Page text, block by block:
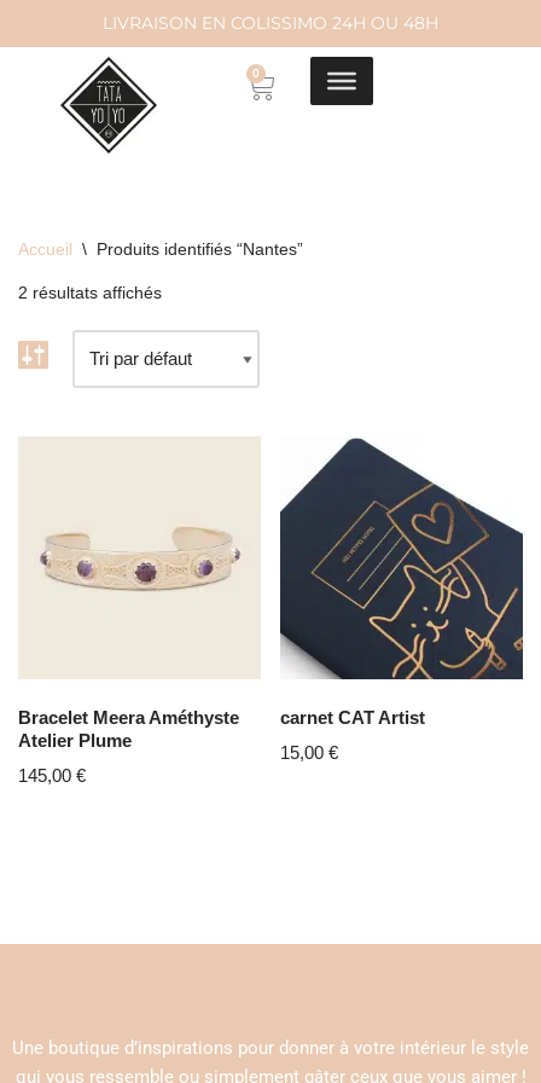
contenu
LIVRAISON EN COLISSIMO 24H OU 48H
0
Accueil \ Produits identifiés “Nantes”
2 résultats affichés
Bracelet Meera Améthyste
Atelier Plume
145,00 €
carnet CAT Artist
15,00€
Une boutique d’inspirations pour donner à votre intérieur le style
qui vous ressemble ou simplement gâter ceux que vous aimer !